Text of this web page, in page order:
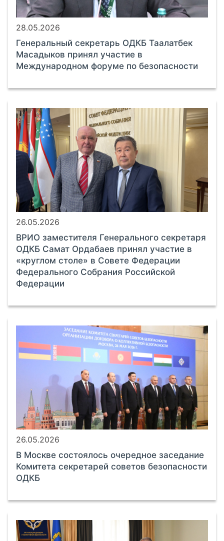
28.05.2026
Генеральный секретарь ОДКБ Таалатбек
Масадыков принял участие в
Международном форуме по безопасности
26.05.2026
ВРИО заместителя Генерального секретаря
ОДКБ Самат Ордабаев принял участие в
«круглом столе» в Совете Федерации
Федерального Собрания Российской
Федерации
26.05.2026
В Москве состоялось очередное заседание
Комитета секретарей советов безопасности
ОДКБ